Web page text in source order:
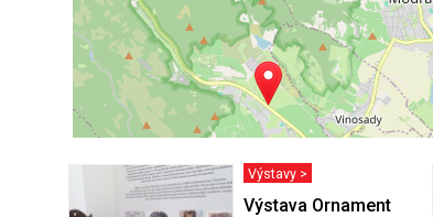
Výstavy >
Výstava Ornament